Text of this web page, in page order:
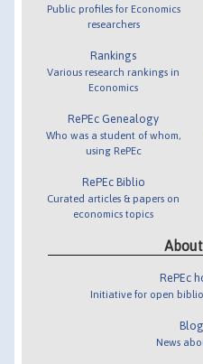
Public profiles for Economics
researchers
Rankings
Various research rankings in
Economics
RePEc Genealogy
Who was a student of whom,
using RePEc
RePEc Biblio
Curated articles & papers on
economics topics
RePEc
Initiative for open
Blog
News